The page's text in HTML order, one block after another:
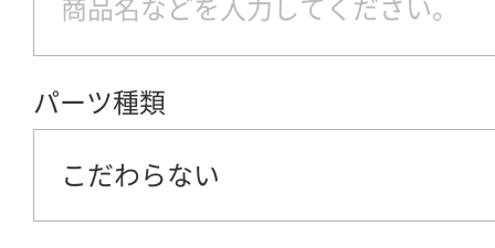
パーツ種類
こだわらない